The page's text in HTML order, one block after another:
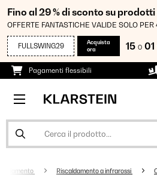
Fino al 29 % di sconto su
OFFERTE FANTASTICHE VALIDE SOLO PER
FULLSWING29
Acquista
ora
15 O 01
Pagamenti flessibili
Riscaldamento a infrarossi